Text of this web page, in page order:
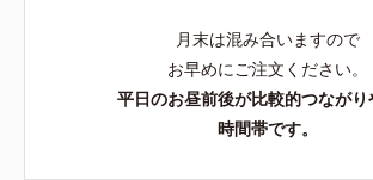
月末は混み合いますので
お早めにご注文ください。
平日のお昼前後が比較的つながり
時間帯です。